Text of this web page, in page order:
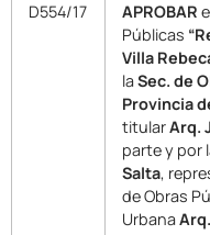
D554/17 APROBAR
Públicas
Villa
laSec. de
Provincia
titularArq.
parte y por
Salta,
de Obras
Urbana